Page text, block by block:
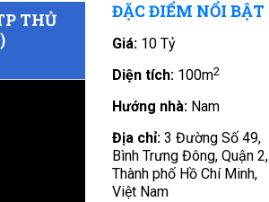
THỦ
ĐẶC ĐIỂM NỔI BẬT
Giá: 10 Tỷ
Diện tích: 100m2
Hướng nhà: Nam
Địa chỉ:3 Đường Số 49,
Bình Trưng Đông, Quận 2,
Thành phố Hồ Chí Minh,
Việt Nam